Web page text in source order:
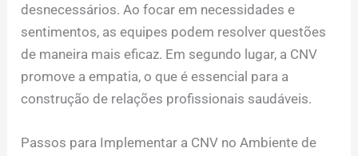
desnecessários. Ao focar em necessidades e
sentimentos, as equipes podem resolver questões
de maneira mais eficaz. Em segundo lugar, a CNV
promove a empatia, o que é essencial para a
construção de relações profissionais saudáveis.
Passos para Implementar a CNV no Ambiente de